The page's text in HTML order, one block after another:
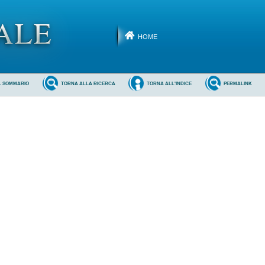
HOME
PERMALINK
TORNA ALL'INDICE
TORNA ALLA RICERCA
SOMMARIO